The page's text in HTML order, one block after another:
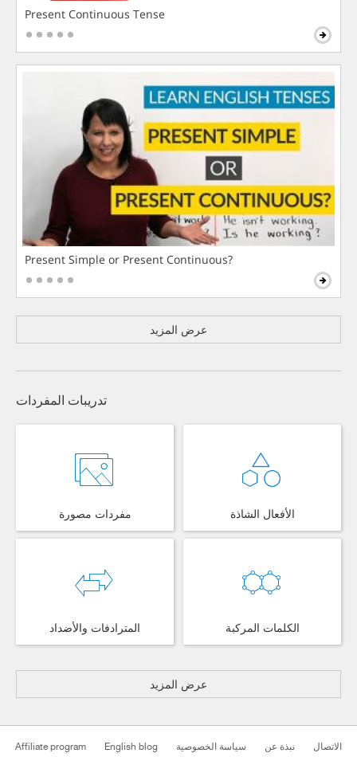
Present Continuous Tense
Present Simple or Present Continuous?
عرض المزيد
تدريبات المفردات
مفردات مصورة الأفعال الشاذة
المترادفات والأضداد الكلمات المركبة
عرض المزيد
Affiliate program English blog سياسة الخصوصية نبذة عن الاتصال